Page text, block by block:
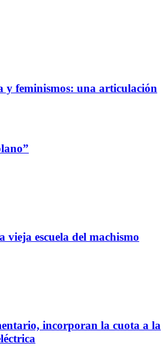
y feminismos: una articulación
vieja escuela del machismo
incorporan la cuota a la